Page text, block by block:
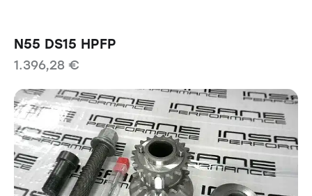
N55 DS15 HPFP
1.396,28 €